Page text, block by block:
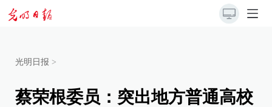
光明日报 >
蔡荣根委员：突出地方普通高校